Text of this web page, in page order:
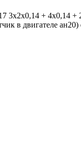
3x2x0,14 + 4x0,14
в двигателе